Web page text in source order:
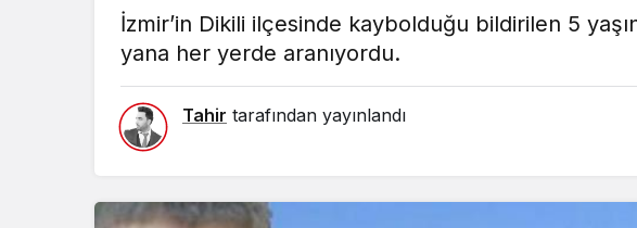
İzmir’in Dikili ilçesinde kaybolduğu bildirilen 5
yana her yerde aranıyordu.
Tahir tarafından yayınlandı